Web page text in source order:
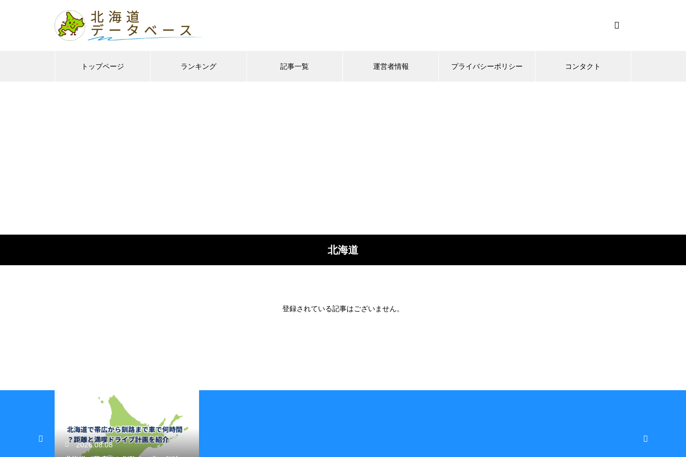
トップページ ランキング 記事一覧 運営者情報 プライバシーポリシー コンタクト
北海道
登録されている記事はございません。
2026.08.08